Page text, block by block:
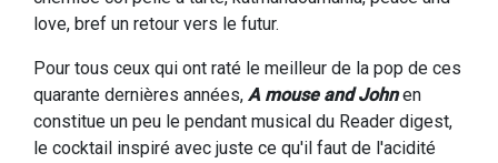
love, bref un retour vers le futur.
Pour tous ceux qui ont raté le meilleur de la pop de ces
quarante dernières années, A mouse and Johnen
constitue un peu le pendant musical du Reader digest,
le cocktail inspiré avec juste ce qu'il faut de l'acidité